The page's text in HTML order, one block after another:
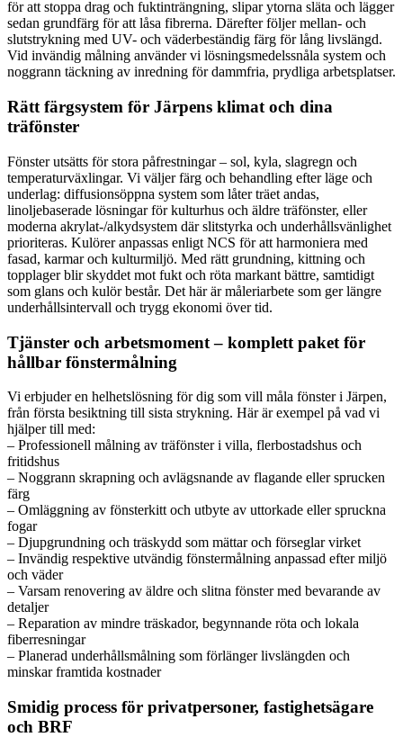
för att stoppa drag och fuktinträngning, slipar ytorna släta och lägger
sedan grundfärg för att låsa fibrerna. Därefter följer mellan- och
slutstrykning med UV- och väderbeständig färg för lång livslängd.
Vid invändig målning använder vi lösningsmedelssnåla system och
noggrann täckning av inredning för dammfria, prydliga arbetsplatser.
Rätt färgsystem för Järpens klimat och dina
träfönster
Fönster utsätts för stora påfrestningar – sol, kyla, slagregn och
temperaturväxlingar. Vi väljer färg och behandling efter läge och
underlag: diffusionsöppna system som låter träet andas,
linoljebaserade lösningar för kulturhus och äldre träfönster, eller
moderna akrylat-/alkydsystem där slitstyrka och underhållsvänlighet
prioriteras. Kulörer anpassas enligt NCS för att harmoniera med
fasad, karmar och kulturmiljö. Med rätt grundning, kittning och
topplager blir skyddet mot fukt och röta markant bättre, samtidigt
som glans och kulör består. Det här är måleriarbete som ger längre
underhållsintervall och trygg ekonomi över tid.
Tjänster och arbetsmoment – komplett paket för
hållbar fönstermålning
Vi erbjuder en helhetslösning för dig som vill måla fönster i Järpen,
från första besiktning till sista strykning. Här är exempel på vad vi
hjälper till med:
– Professionell målning av träfönster i villa, flerbostadshus och
fritidshus
– Noggrann skrapning och avlägsnande av flagande eller sprucken
färg
– Omläggning av fönsterkitt och utbyte av uttorkade eller spruckna
fogar
– Djupgrundning och träskydd som mättar och förseglar virket
– Invändig respektive utvändig fönstermålning anpassad efter miljö
och väder
– Varsam renovering av äldre och slitna fönster med bevarande av
detaljer
– Reparation av mindre träskador, begynnande röta och lokala
fiberresningar
– Planerad underhållsmålning som förlänger livslängden och
minskar framtida kostnader
Smidig process för privatpersoner, fastighetsägare
och BRF